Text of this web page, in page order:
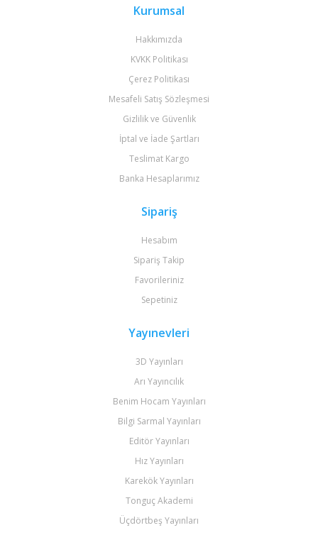
Kurumsal
Hakkımızda
KVKK Politikası
Çerez Politikası
Mesafeli Satış Sözleşmesi
Gizlilik ve Güvenlik
İptal ve İade Şartları
Teslimat Kargo
Banka Hesaplarımız
Sipariş
Hesabım
Sipariş Takip
Favorileriniz
Sepetiniz
Yayınevleri
3D Yayınları
Arı Yayıncılık
Benim Hocam Yayınları
Bilgi Sarmal Yayınları
Editör Yayınları
Hız Yayınları
Karekök Yayınları
Tonguç Akademi
Üçdörtbeş Yayınları